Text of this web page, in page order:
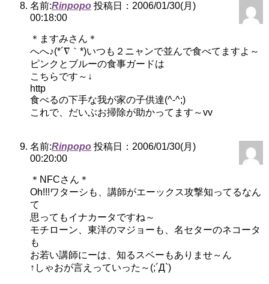
名前:Rinpopo 投稿日：2006/01/30(月)
00:18:00
＊ますみさん＊
へへ♪(*´∇｀*)いつも２ニャンで並んで食べてますよ～
ピンクとブルーの食事ガードは
こちらです～↓
http
食べるの下手な我が家の子供達(^-^;)
これで、だいぶお掃除が助かってます～vv
名前:Rinpopo 投稿日：2006/01/30(月)
00:20:00
＊NFCさん＊
Oh!!!ワターシも、講師がエーックス攻撃知ってるなん
て
思ってもイナカータですね～
モチローン、東洋のマジョーも、名セターのネコータ
も
お若い講師にーは、知るスベーもありませ～ん
↑しゃおが言えっていった～(;´Д`)